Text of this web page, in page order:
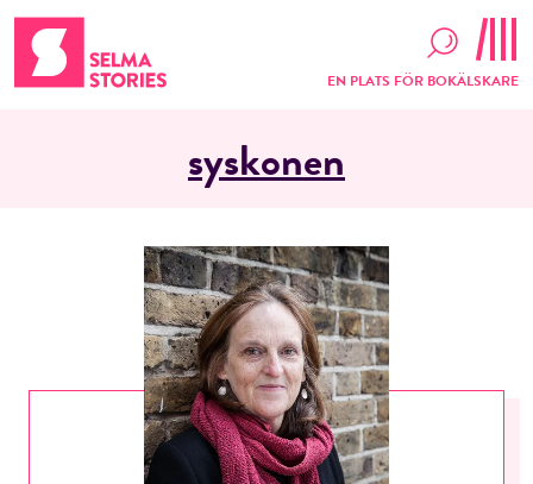
EN PLATS FÖR BOKÄLSKARE
syskonen